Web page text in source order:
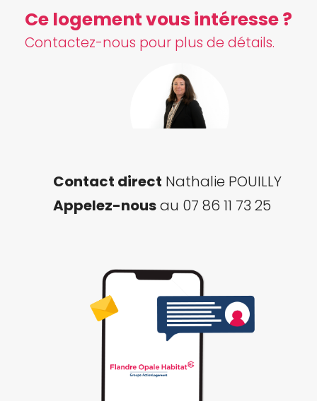
Ce logement vous intéresse ?
Contactez-nous pour plus de détails.
Contact direct Nathalie POUILLY
Appelez-nousau 07 86 11 73 25